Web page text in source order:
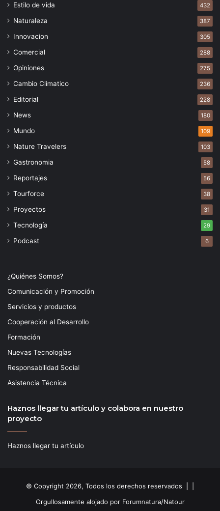
Estilo de vida 432
Naturaleza 387
Innovacion 305
Comercial 288
Opiniones 275
Cambio Climatico 236
Editorial 228
News 180
Mundo 109
Nature Travelers 103
Gastronomia 58
Reportajes 56
Tourforce 38
Proyectos 31
Tecnología 29
Podcast 6
¿Quiénes Somos?
Comunicación y Promoción
Servicios y productos
Cooperación al Desarrollo
Formación
Nuevas Tecnologías
Responsabilidad Social
Asistencia Técnica
Haznos llegar tu artículo y colabora en nuestro
proyecto
Haznos llegar tu artículo
© Copyright 2026, Todos los derechos reservados | |
Orgullosamente alojado por Forumnatura/Natour